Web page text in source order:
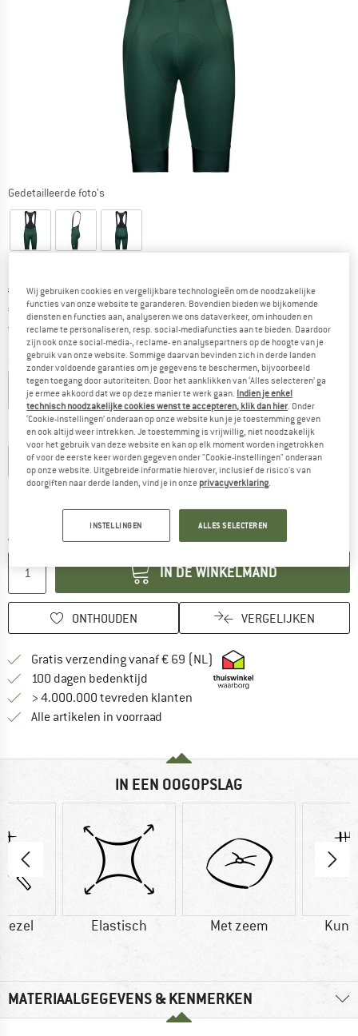
Gedetailleerde foto's
Oorspronkelijke prijs :
€ 149,95
Prijs:
€ 98,97 incl. BTW
Gratis verzending(NL)Nederland. Informatie over de
Kleur:Pargasite Green
-34% -34%
Kies een maat:
XS S M L XL XXL
Maattabel
Levertijd: 3-5 werkdagen
Aantal:
IN DE WINKELMAND
ONTHOUDEN VERGELIJKEN
Gratis verzending vanaf € 69 (NL) Vind hier de
100 dagen bedenktijd Vind de betalingsinformatie hier!
> 4.000.000 tevreden klanten
Alle artikelen in voorraad
IN EEN OOGOPSLAG
Elastisch Met zeem
MATERIAALGEGEVENS & KENMERKEN
Wij gebruiken cookies en vergelijkbare technologieën om de noodzakelijke
functies van onze website te garanderen. Bovendien bieden we bijkomende
diensten en functies aan, analyseren we ons dataverkeer, om inhouden en
reclame te personaliseren, resp. social-mediafuncties aan te bieden. Daardoor
zijn ook onze social-media-, reclame- en analysepartners op de hoogte van je
gebruik van onze website. Sommige daarvan bevinden zich in derde landen
zonder voldoende garanties om je gegevens te beschermen, bijvoorbeeld
tegen toegang door autoriteiten. Door het aanklikken van ‘Alles selecteren’ ga
je ermee akkoord dat we op deze manier te werk gaan. Indien je enkel
technisch noodzakelijke cookies wenst te accepteren, klik dan hier . Onder
‘Cookie-instellingen’ onderaan op onze website kun je je toestemming geven
en ook altijd weer intrekken. Je toestemming is vrijwillig, niet noodzakelijk
voor het gebruik van deze website en kan op elk moment worden ingetrokken
of voor de eerste keer worden gegeven onder "Cookie-instellingen" onderaan
op onze website. Uitgebreide informatie hierover, inclusief de risico's van
doorgiften naar derde landen, vind je in onze privacyverklaring
INSTELLINGEN ALLES SELECTEREN